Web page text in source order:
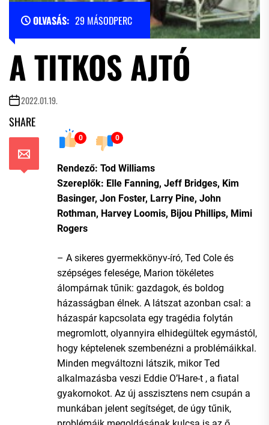
OLVASÁS: 29 MÁSODPERC
A TITKOS AJTÓ
2022.01.19.
SHARE
0 0
Rendező: Tod Williams
Szereplők: Elle Fanning, Jeff Bridges, Kim
Basinger, Jon Foster, Larry Pine, John
Rothman, Harvey Loomis, Bijou Phillips, Mimi
Rogers
– A sikeres gyermekkönyv-író, Ted Cole és
szépséges felesége, Marion tökéletes
álompárnak tűnik: gazdagok, és boldog
házasságban élnek. A látszat azonban csal: a
házaspár kapcsolata egy tragédia folytán
megromlott, olyannyira elhidegültek egymástól,
hogy képtelenek szembenézni a problémáikkal.
Minden megváltozni látszik, mikor Ted
alkalmazásba veszi Eddie O’Hare-t , a fiatal
gyakornokot. Az új asszisztens nem csupán a
munkában jelent segítséget, de úgy tűnik,